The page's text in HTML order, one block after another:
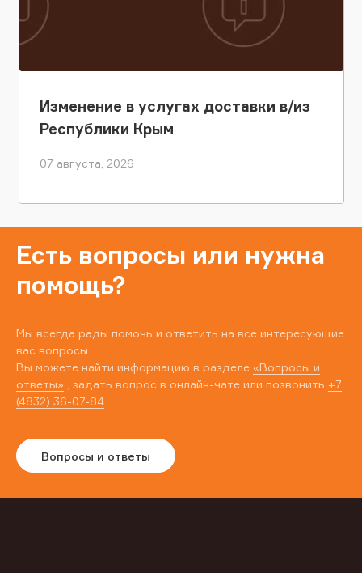
Изменение в услугах доставки в/из
Республики Крым
07 августа, 2026
Есть вопросы или нужна
помощь?
Мы всегда рады помочь и ответить на все интересующие
вас вопросы.
Вы можете найти информацию в разделе «Вопросы и
ответы» , задать вопрос в онлайн-чате или позвонить +7
(4832) 36-07-84
Вопросы и ответы